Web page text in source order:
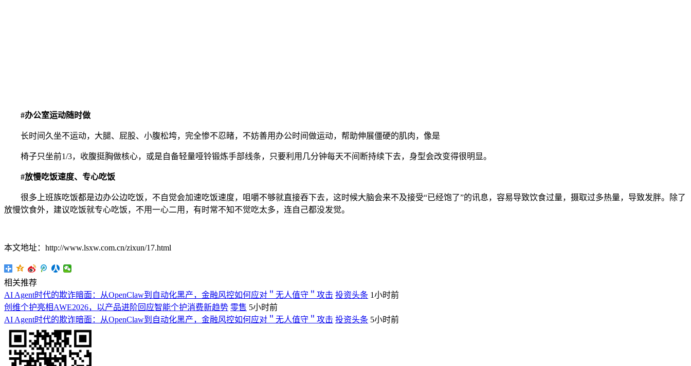
#办公室运动随时做
长时间久坐不运动，大腿、屁股、小腹松垮，完全惨不忍睹，不妨善用办公时间做运动，帮助伸展僵硬的肌肉，像是
椅子只坐前1/3，收腹挺胸做核心，或是自备轻量哑铃锻炼手部线条，只要利用几分钟每天不间断持续下去，身型会改变得很明显。
#放慢吃饭速度、专心吃饭
很多上班族吃饭都是边办公边吃饭，不自觉会加速吃饭速度，咀嚼不够就直接吞下去，这时候大脑会来不及接受“已经饱了”的讯息，容易导致饮食过量，摄取过多热量，导致发胖。除了
放慢饮食外，建议吃饭就专心吃饭，不用一心二用，有时常不知不觉吃太多，连自己都没发觉。
本文地址：http://www.lsxw.com.cn/zixun/17.html
相关推荐
AI Agent时代的欺诈暗面：从OpenClaw到自动化黑产，金融风控如何应对＂无人值守＂攻击 投资头条 1小时前
创维个护亮相AWE2026，以产品进阶回应智能个护消费新趋势 零售 5小时前
AI Agent时代的欺诈暗面：从OpenClaw到自动化黑产，金融风控如何应对＂无人值守＂攻击 投资头条 5小时前